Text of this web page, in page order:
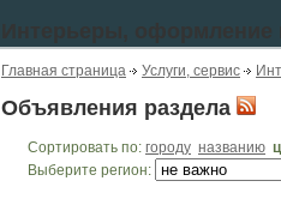
Главная страница Услуги, сервис
Объявления раздела
Сортировать по: городу названию
Выберите регион: